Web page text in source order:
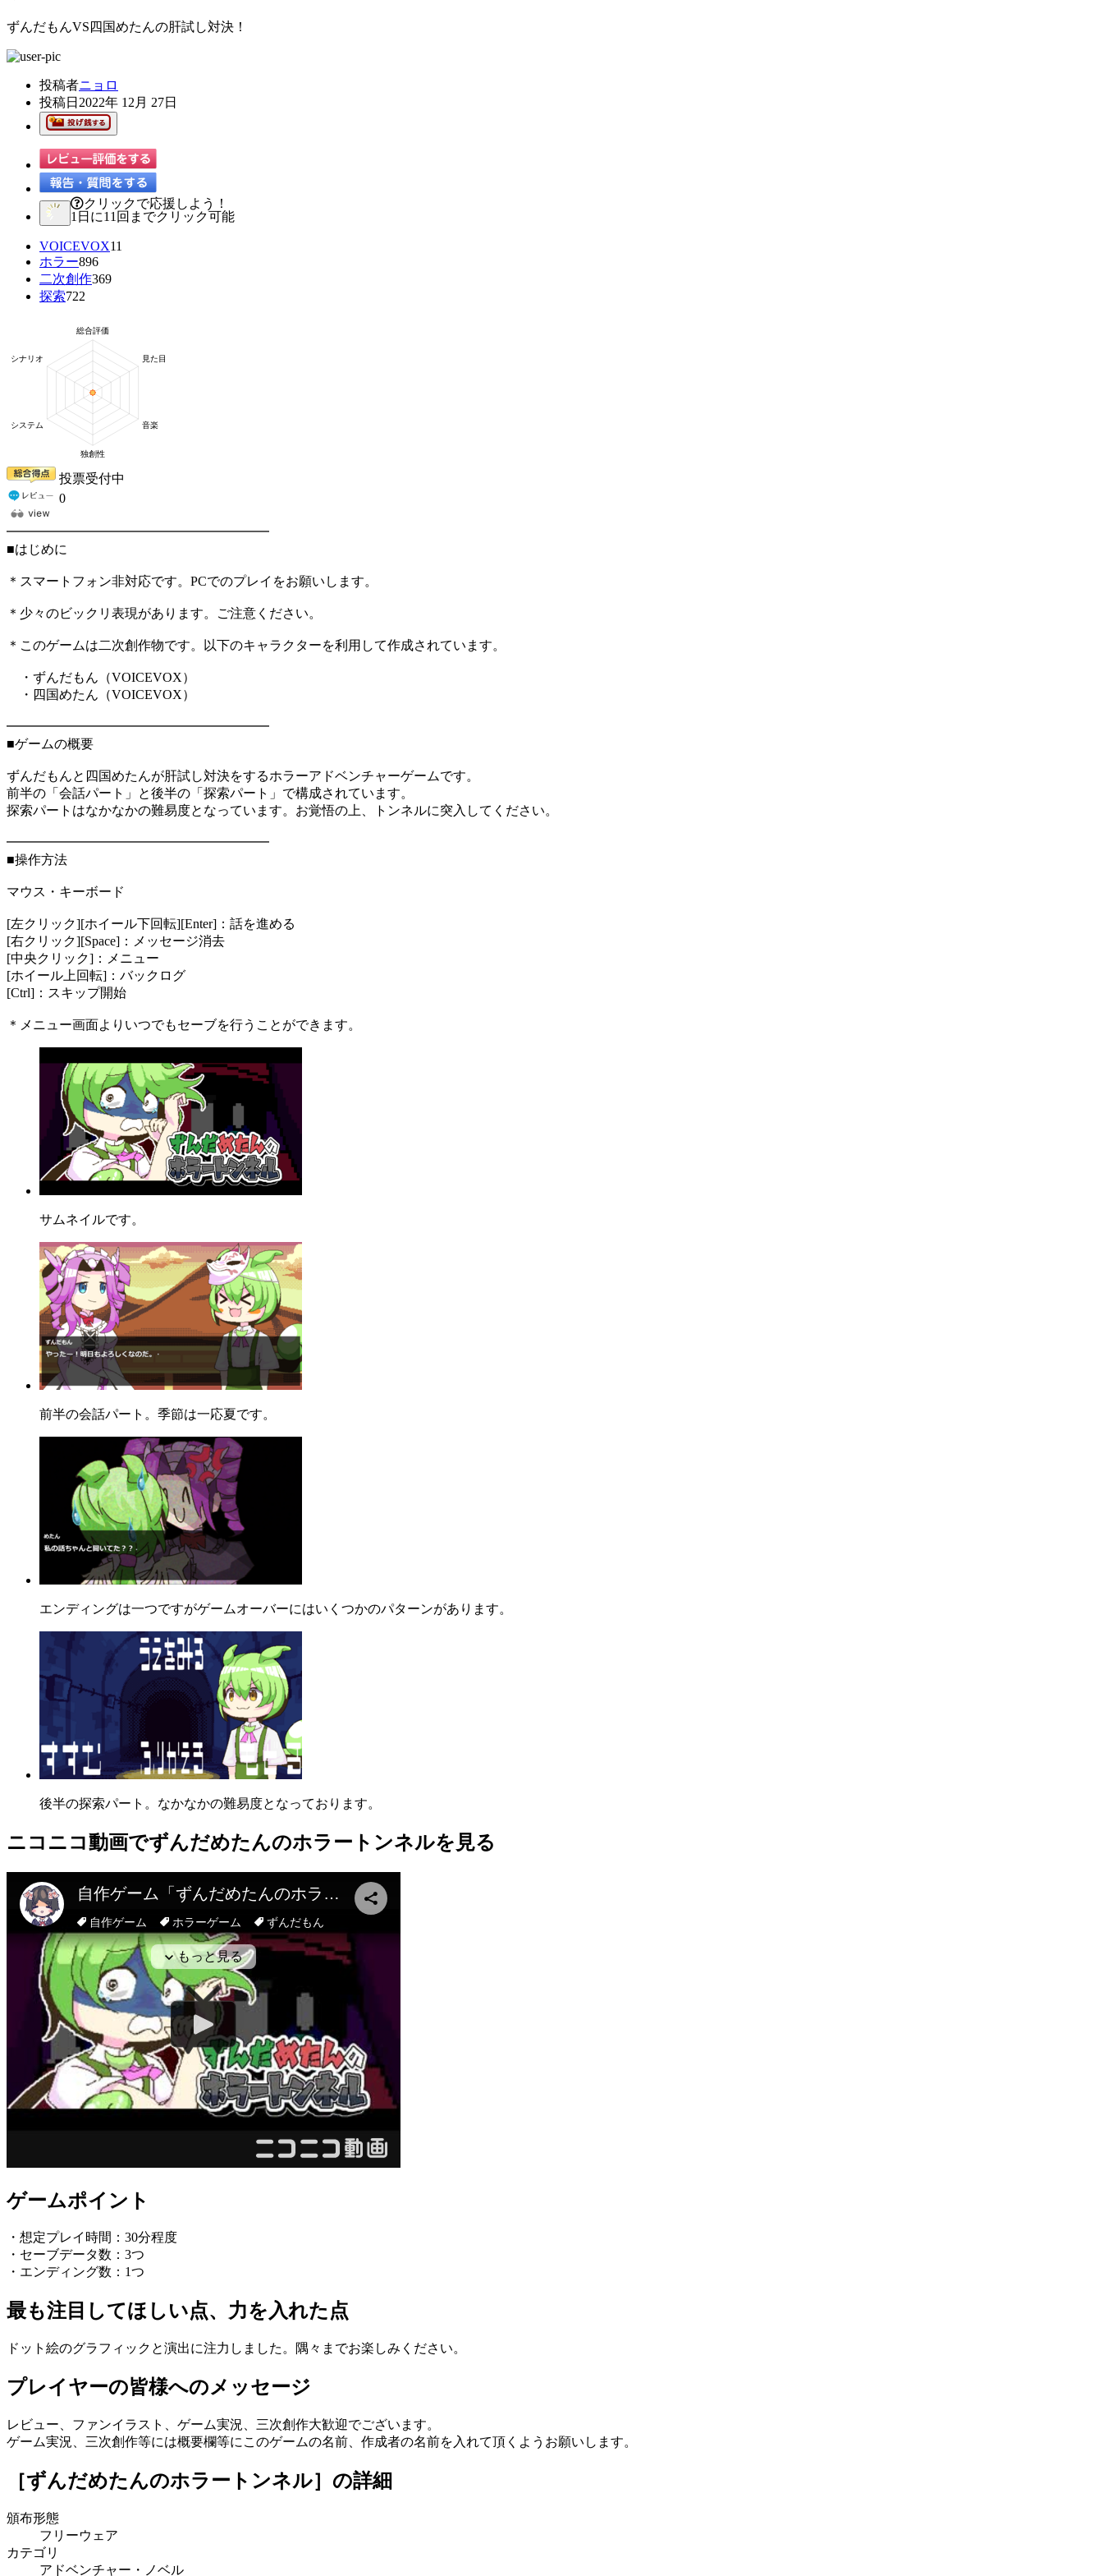
ずんだもんVS四国めたんの肝試し対決！
投稿者ニョロ
投稿日 2022年 12月 27日
クリックで応援しよう！
1日に11回までクリック可能
VOICEVOX11
ホラー896
二次創作369
探索722
投票受付中
0
━━━━━━━━━━━━━━━━━━━━
■はじめに
＊スマートフォン非対応です。PCでのプレイをお願いします。
＊少々のビックリ表現があります。ご注意ください。
＊このゲームは二次創作物です。以下のキャラクターを利用して作成されています。
・ずんだもん（VOICEVOX）
・四国めたん（VOICEVOX）
━━━━━━━━━━━━━━━━━━━━
■ゲームの概要
ずんだもんと四国めたんが肝試し対決をするホラーアドベンチャーゲームです。
前半の「会話パート」と後半の「探索パート」で構成されています。
探索パートはなかなかの難易度となっています。お覚悟の上、トンネルに突入してください。
━━━━━━━━━━━━━━━━━━━━
■操作方法
マウス・キーボード
[左クリック][ホイール下回転][Enter]：話を進める
[右クリック][Space]：メッセージ消去
[中央クリック]：メニュー
[ホイール上回転]：バックログ
[Ctrl]：スキップ開始
＊メニュー画面よりいつでもセーブを行うことができます。
サムネイルです。
前半の会話パート。季節は一応夏です。
エンディングは一つですがゲームオーバーにはいくつかのパターンがあります。
後半の探索パート。なかなかの難易度となっております。
ニコニコ動画でずんだめたんのホラートンネルを見る
ゲームポイント
・想定プレイ時間：30分程度
・セーブデータ数：3つ
・エンディング数：1つ
最も注目してほしい点、力を入れた点
ドット絵のグラフィックと演出に注力しました。隅々までお楽しみください。
プレイヤーの皆様へのメッセージ
レビュー、ファンイラスト、ゲーム実況、三次創作大歓迎でございます。
ゲーム実況、三次創作等には概要欄等にこのゲームの名前、作成者の名前を入れて頂くようお願いします。
［ずんだめたんのホラートンネル］ の詳細
頒布形態
フリーウェア
カテゴリ
アドベンチャー・ノベル